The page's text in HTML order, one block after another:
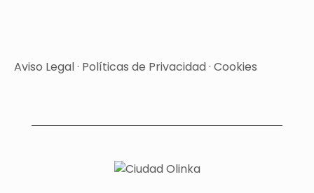
Aviso Legal· Políticas de Privacidad· Cookies